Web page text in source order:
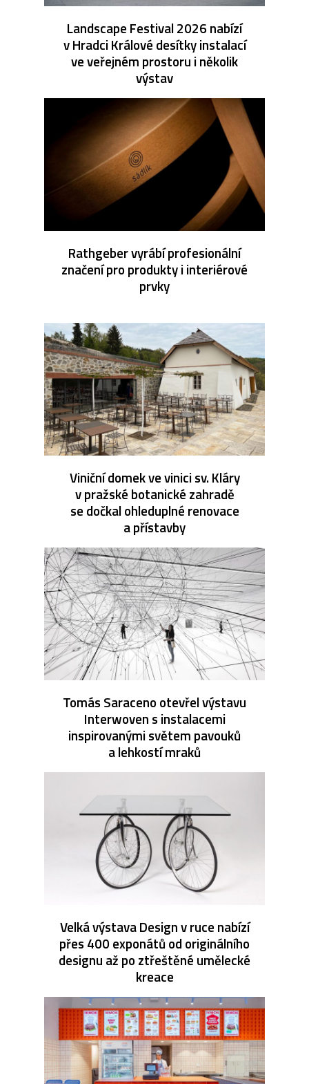
Landscape Festival 2026 nabízí
v Hradci Králové desítky instalací
ve veřejném prostoru i několik
výstav
Rathgeber vyrábí profesionální
značení pro produkty i interiérové
prvky
Viniční domek ve vinici sv. Kláry
v pražské botanické zahradě
se dočkal ohleduplné renovace
a přístavby
Tomás Saraceno otevřel výstavu
Interwoven s instalacemi
inspirovanými světem pavouků
a lehkostí mraků
Velká výstava Design v ruce nabízí
přes 400 exponátů od originálního
designu až po ztřeštěné umělecké
kreace